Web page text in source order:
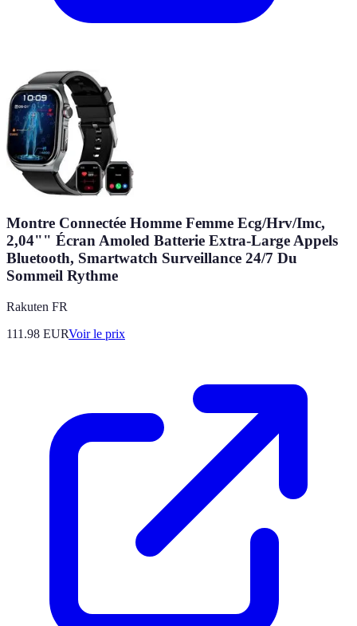
Montre Connectée Homme Femme Ecg/Hrv/Imc,
2,04"" Écran Amoled Batterie Extra-Large Appels
Bluetooth, Smartwatch Surveillance 24/7 Du
Sommeil Rythme
Rakuten FR
111.98 EURVoir le prix